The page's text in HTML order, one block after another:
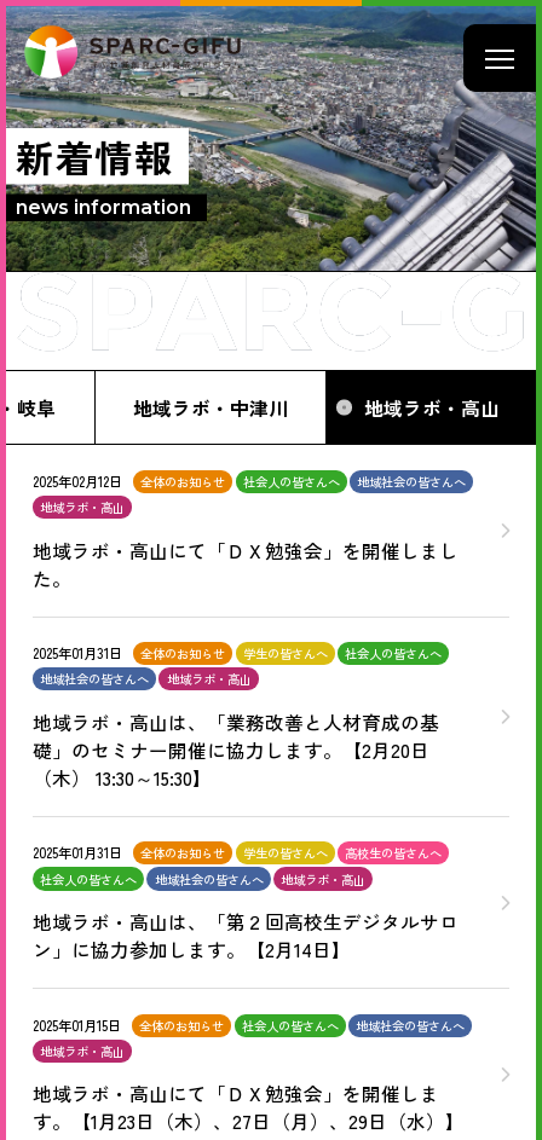
新着情報
news information
岐阜 地域ラボ・中津川 地域ラボ・高山
2025年02月12日 全体のお知らせ 社会人の皆さんへ
地域社会の皆さんへ
地域ラボ・高山
地域ラボ・高山にて「ＤＸ勉強会」を開催しまし
た。
2025年01月31日 全体のお知らせ 学生の皆さんへ
社会人の皆さんへ
地域社会の皆さんへ
地域ラボ・高山
地域ラボ・高山は、「業務改善と人材育成の基
礎」のセミナー開催に協力します。【2月20日
（木） 13:30～15:30】
2025年01月31日 全体のお知らせ 学生の皆さんへ
高校生の皆さんへ
社会人の皆さんへ
地域社会の皆さんへ 地域ラボ・高山
地域ラボ・高山は、「第２回高校生デジタルサロ
ン」に協力参加します。【2月14日】
2025年01月15日 全体のお知らせ 社会人の皆さんへ
地域社会の皆さんへ
地域ラボ・高山
地域ラボ・高山にて「ＤＸ勉強会」を開催しま
す。【1月23日（木）、27日（月）、29日（水）】